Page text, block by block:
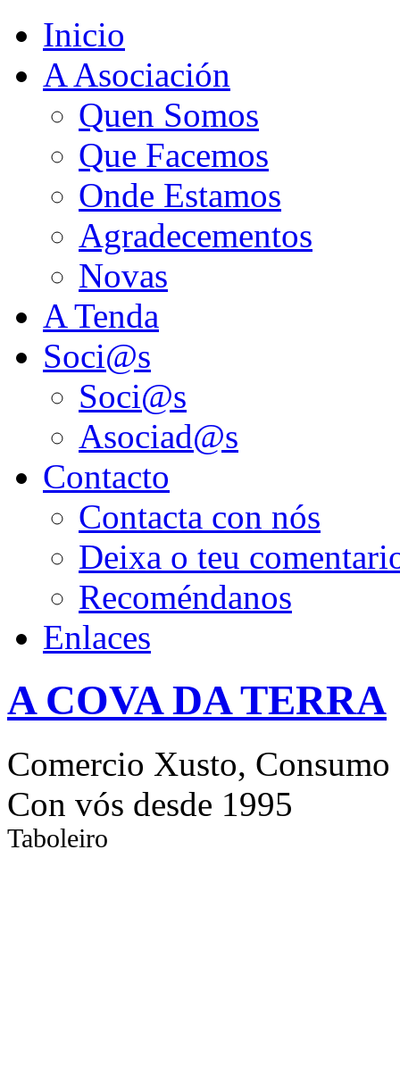
Inicio
A Asociación
Quen Somos
Que Facemos
Onde Estamos
Agradecementos
Novas
A Tenda
Soci@s
Soci@s
Asociad@s
Contacto
Contacta con nós
Deixa o teu
Recoméndanos
Enlaces
A COVA DA TERRA
Comercio Xusto, Consumo
Con vós desde 1995
Taboleiro